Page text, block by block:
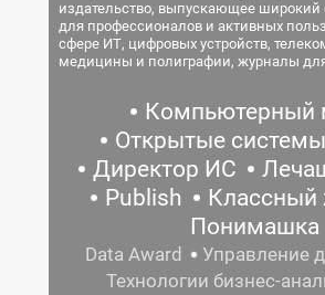
издательство, выпускающее широкий
для профессионалов и активных
сфере ИТ, цифровых устройств,
медицины и полиграфии, журналы
Компьютерный
Открытые
Директор ИС
Publish
Классный
Понимашка
Data Award
Управление
Технологии бизнес-